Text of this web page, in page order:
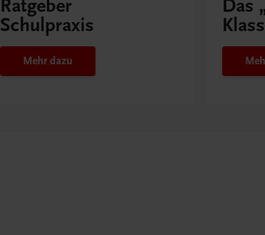
Ratgeber
Schulpraxis
Mehr dazu
Das